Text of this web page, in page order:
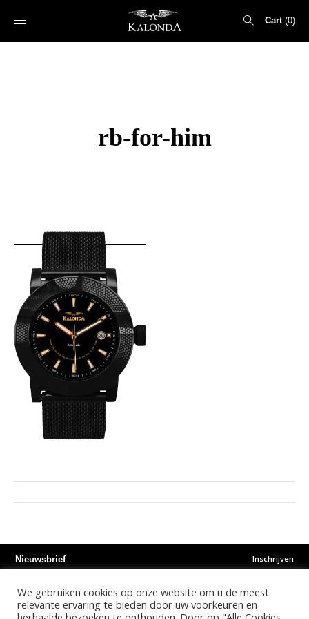
Cart 0
rb-for-him
Nieuwsbrief Inschrijven
Instagram Facebook Youtube
We gebruiken cookies op onze website om u de meest
relevante ervaring te bieden door uw voorkeuren en